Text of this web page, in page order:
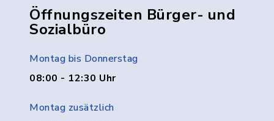
Öffnungszeiten Bürger- und
Sozialbüro
Montag bis Donnerstag
08:00 - 12:30 Uhr
Montag zusätzlich